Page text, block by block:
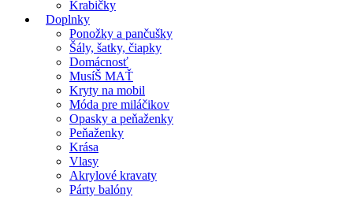
Krabičky
Doplnky
Ponožky a pančušky
Šály, šatky, čiapky
Domácnosť
MusíŠ MAŤ
Kryty na mobil
Móda pre miláčikov
Opasky a peňaženky
Peňaženky
Krása
Vlasy
Akrylové kravaty
Párty balóny